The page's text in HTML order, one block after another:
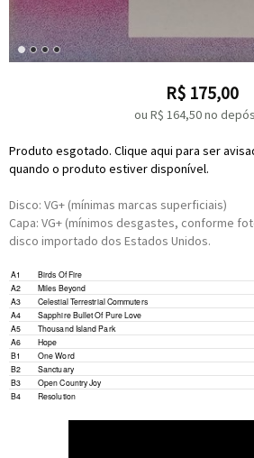
R$ 175,00
ou R$ 164,50no
Produto esgotado. Clique aqui para ser
quando o produto estiver disponível.
Disco: VG+ (mínimas marcas superficiais)
Capa: VG+ (mínimos desgastes, conforme
disco importado dos Estados Unidos.
A1
Birds Of Fire
A2
Miles Beyond
A3
Celestial Terrestrial Commuters
A4
Sapphire Bullet Of Pure Love
A5
Thousand Island Park
A6
Hope
B1
One Word
B2
Sanctuary
B3
Open Country Joy
B4
Resolution